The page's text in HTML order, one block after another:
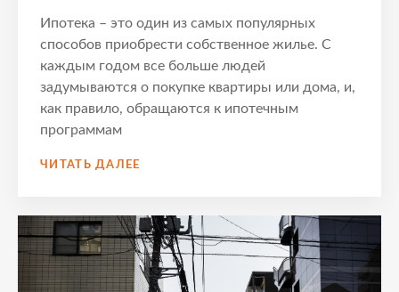
Ипотека – это один из самых популярных
способов приобрести собственное жилье. С
каждым годом все больше людей
задумываются о покупке квартиры или дома, и,
как правило, обращаются к ипотечным
программам
ЧИТАТЬ ДАЛЕЕ
ПРАВИЛЬНО
ПОДАТЬ
ЗАЯВКУ
НА
ИПОТЕКУ